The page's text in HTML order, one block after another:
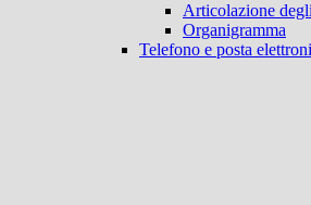
Articolazione
Organigramma
Telefono e posta